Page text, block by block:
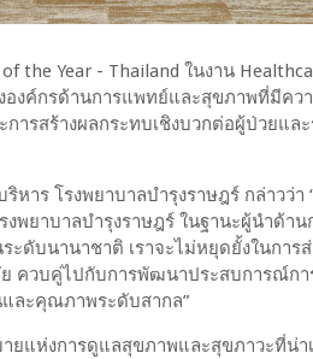
the Year - Thailand ในงาน
องค์กรด้านการแพทย์และสุขภาพที่มีคว
รสร้างผลกระทบเชิงบวกต่อผู้ป่วยแล
าร โรงพยาบาลบำรุงราษฎร์ กล่าวว่า
พยาบาลบำรุงราษฎร์ ในฐานะผู้นำด้า
ดับนานาชาติ เราจะไม่หยุดยั้งในการ
ควบคู่ไปกับการพัฒนาประสบการณ์กา
ละคุณภาพระดับสากล”
ยแห่งการดูแลสุขภาพและสุขภาวะที่น่